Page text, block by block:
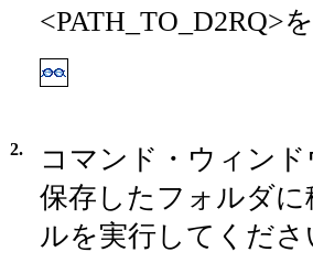
<PATH_TO_D2RQ>
2.
コマンド・ウィン
保存したフォルダ
ルを実行してくださ